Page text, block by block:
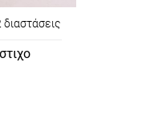
διαστάσεις